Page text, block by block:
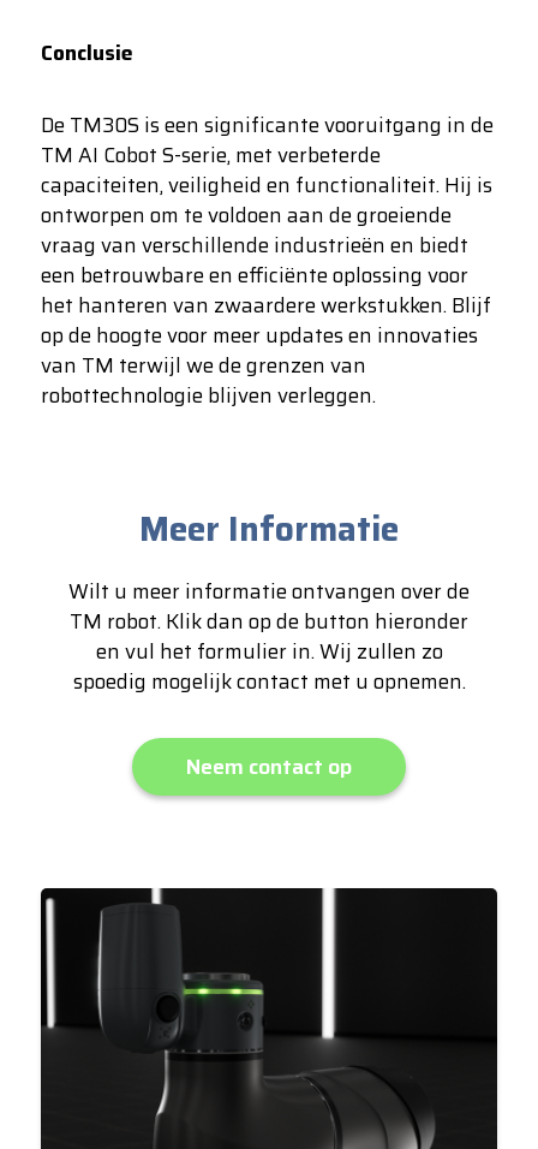
Conclusie
De TM30S is een significante vooruitgang in de
TM AI Cobot S-serie, met verbeterde
capaciteiten, veiligheid en functionaliteit. Hij is
ontworpen om te voldoen aan de groeiende
vraag van verschillende industrieën en biedt
een betrouwbare en efficiënte oplossing voor
het hanteren van zwaardere werkstukken. Blijf
op de hoogte voor meer updates en innovaties
van TM terwijl we de grenzen van
robottechnologie blijven verleggen.
Meer Informatie
Wilt u meer informatie ontvangen over de
TM robot. Klik dan op de button hieronder
en vul het formulier in. Wij zullen zo
spoedig mogelijk contact met u opnemen.
Neem contact op